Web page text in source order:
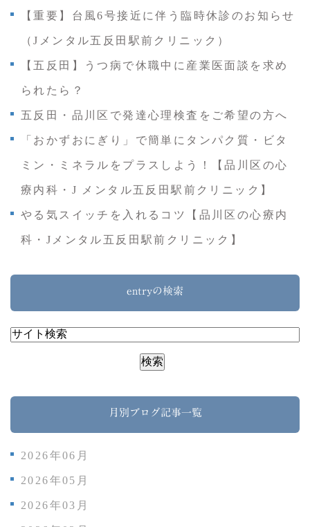
【重要】台風6号接近に伴う臨時休診のお知らせ
（Jメンタル五反田駅前クリニック）
【五反田】うつ病で休職中に産業医面談を求め
られたら？
五反田・品川区で発達心理検査をご希望の方へ
「おかずおにぎり」で簡単にタンパク質・ビタ
ミン・ミネラルをプラスしよう！【品川区の心
療内科・J メンタル五反田駅前クリニック】
やる気スイッチを入れるコツ【品川区の心療内
科・Jメンタル五反田駅前クリニック】
entryの検索
月別ブログ記事一覧
2026年06月
2026年05月
2026年03月